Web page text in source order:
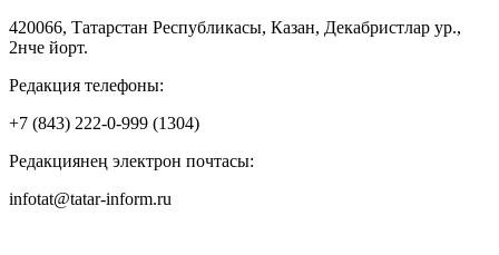
420066, Татарстан Республикасы, Казан, Декабристлар ур.,
2нче йорт.
Редакция телефоны:
+7 (843) 222-0-999 (1304)
Редакциянең электрон почтасы:
infotat@tatar-inform.ru